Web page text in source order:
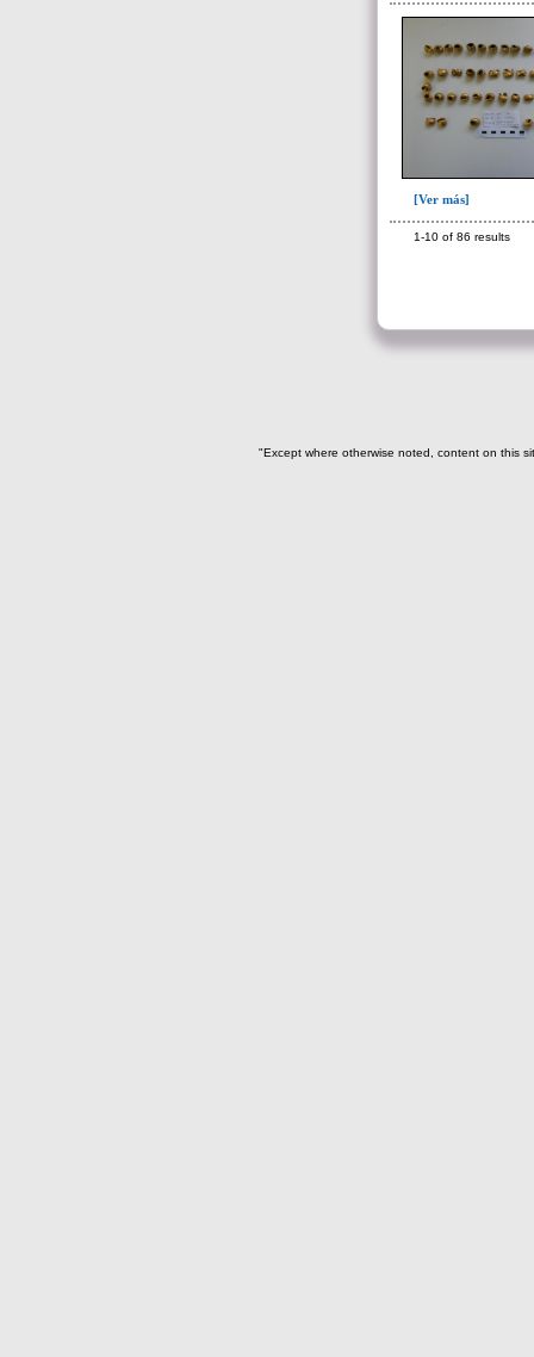
[Ver más]
1-10 of 86 results
"Except where otherwise noted, content on this